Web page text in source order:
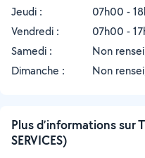
Jeudi :
07h00 -
Vendredi :
07h00 -
Samedi :
Non
Dimanche :
Non
Plus d’informations sur
SERVICES)